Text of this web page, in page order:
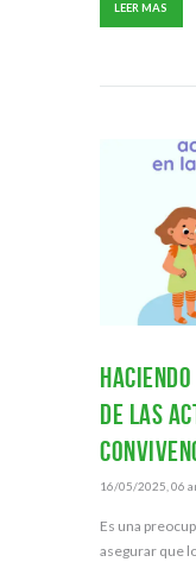
LEER MAS
de las
16/05/2025, 06
Es una
asegurar que